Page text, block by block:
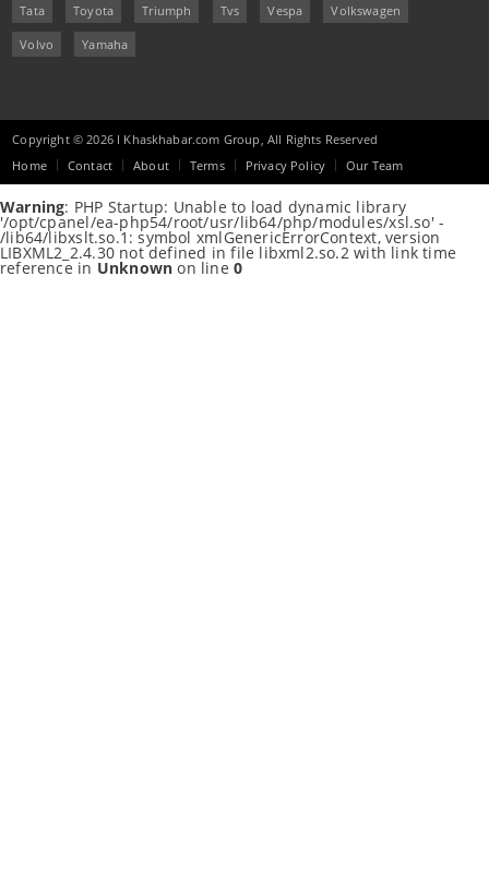
Tata Toyota Triumph Tvs Vespa Volkswagen
Volvo Yamaha
Copyright © 2026 I Khaskhabar.com Group, All Rights Reserved
Home
Contact About Terms Privacy Policy Our Team
Warning: PHP Startup: Unable to load dynamic library
'/opt/cpanel/ea-php54/root/usr/lib64/php/modules/xsl.so' -
/lib64/libxslt.so.1: symbol xmlGenericErrorContext, version
LIBXML2_2.4.30 not defined in file libxml2.so.2 with link time
reference in Unknown on line0